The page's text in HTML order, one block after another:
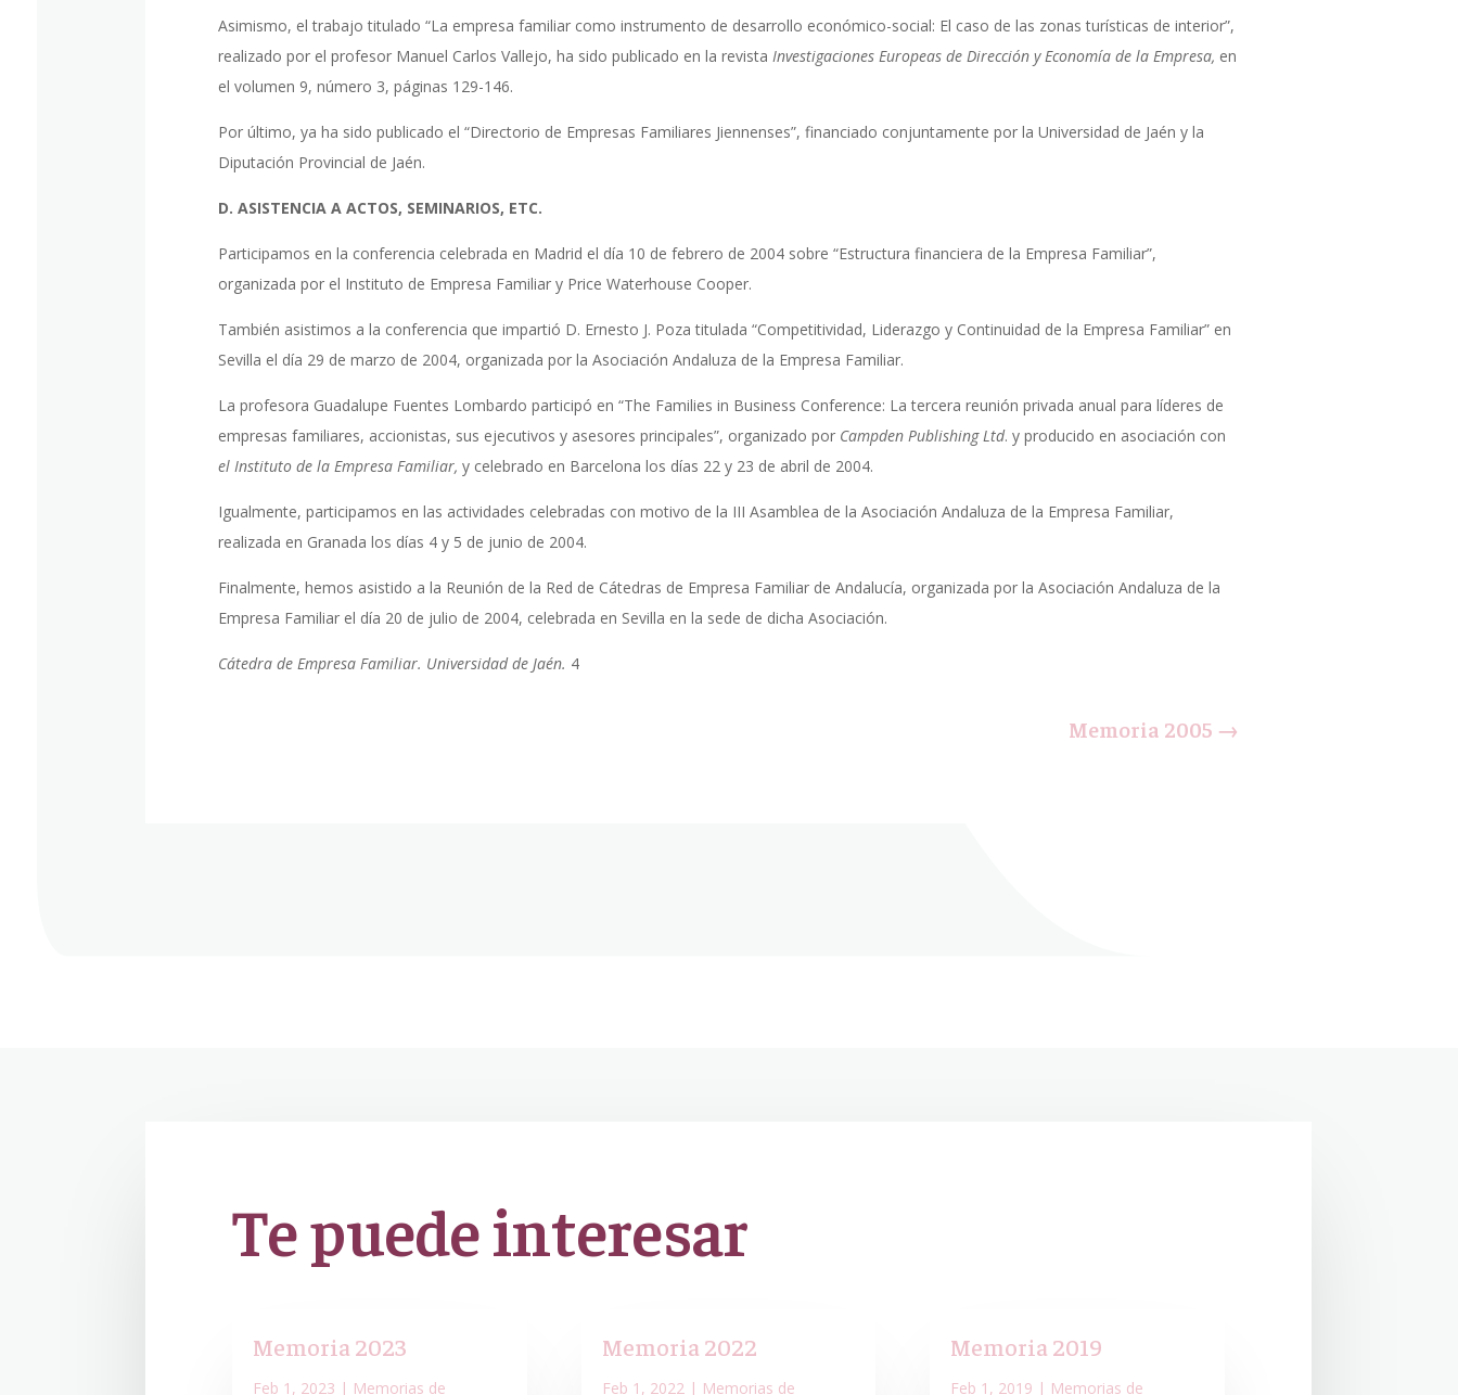
Asimismo, el trabajo titulado “La empresa familiar como instrumento de desarrollo económico-social: El caso de las zonas turísticas de interior”,
realizado por el profesor Manuel Carlos Vallejo, ha sido publicado en la revistaInvestigaciones Europeas de Dirección y Economía de la Empresa, en
el volumen 9, número 3, páginas 129-146.
Por último, ya ha sido publicado el “Directorio de Empresas Familiares Jiennenses”, financiado conjuntamente por la Universidad de Jaén y la
Diputación Provincial de Jaén.
D. ASISTENCIA A ACTOS, SEMINARIOS, ETC.
Participamos en la conferencia celebrada en Madrid el día 10 de febrero de 2004 sobre “Estructura financiera de la Empresa Familiar”,
organizada por el Instituto de Empresa Familiar y Price Waterhouse Cooper.
También asistimos a la conferencia que impartió D. Ernesto J. Poza titulada “Competitividad, Liderazgo y Continuidad de la Empresa Familiar” en
Sevilla el día 29 de marzo de 2004, organizada por la Asociación Andaluza de la Empresa Familiar.
La profesora Guadalupe Fuentes Lombardo participó en “The Families in Business Conference: La tercera reunión privada anual para líderes de
empresas familiares, accionistas, sus ejecutivos y asesores principales”, organizado por Campden Publishing Ltd. y producido en asociación con
el Instituto de la Empresa Familiar,y celebrado en Barcelona los días 22 y 23 de abril de 2004.
Igualmente, participamos en las actividades celebradas con motivo de la III Asamblea de la Asociación Andaluza de la Empresa Familiar,
realizada en Granada los días 4 y 5 de junio de 2004.
Finalmente, hemos asistido a la Reunión de la Red de Cátedras de Empresa Familiar de Andalucía, organizada por la Asociación Andaluza de la
Empresa Familiar el día 20 de julio de 2004, celebrada en Sevilla en la sede de dicha Asociación.
Cátedra de Empresa Familiar. Universidad de Jaén. 4
Memoria 2005 →
Te puede interesar
Memoria 2023
Feb 1, 2023 | Memorias de
Memoria 2022
Feb 1, 2022 | Memorias de
Memoria 2019
Feb 1, 2019 | Memorias de